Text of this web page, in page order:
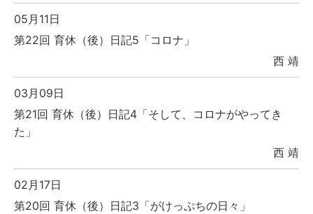
05月11日
第22回 育休（後）日記5「コロナ」
西 靖
03月09日
第21回 育休（後）日記4「そして、コロナがやってき
た」
西 靖
02月17日
第20回 育休（後）日記3「がけっぷちの日々」